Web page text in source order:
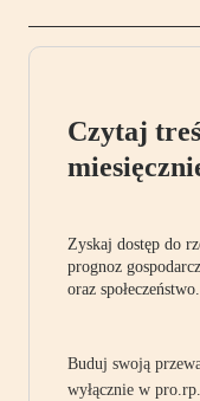
Czytaj
Zyskaj dostęp do
prognoz
oraz społeczeństwo.
Buduj swoją
wyłącznie w